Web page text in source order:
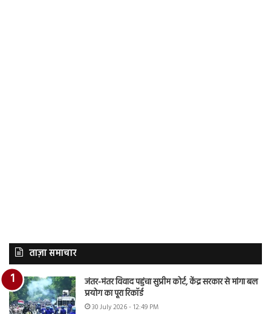
ताज़ा समाचार
जंतर-मंतर विवाद पहुंचा सुप्रीम कोर्ट, केंद्र सरकार से मांगा बल
प्रयोग का पूरा रिकॉर्ड
30 July 2026 - 12:49 PM